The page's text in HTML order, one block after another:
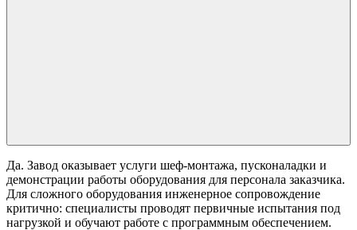
Да. Завод оказывает услуги шеф-монтажа, пусконаладки и
демонстрации работы оборудования для персонала заказчика.
Для сложного оборудования инженерное сопровождение
критично: специалисты проводят первичные испытания под
нагрузкой и обучают работе с программным обеспечением.